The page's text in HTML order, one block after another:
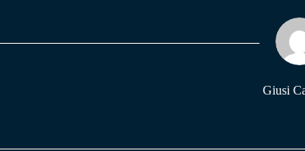
pp m
Giusi